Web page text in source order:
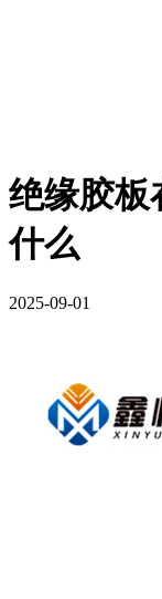
绝缘胶板
什么
2025-09-01